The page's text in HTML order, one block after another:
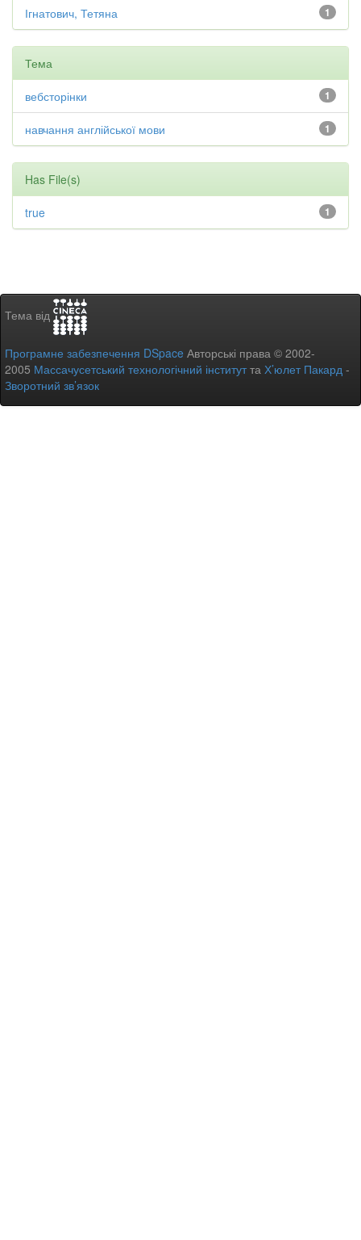
1
Ігнатович, Тетяна
Тема
1
вебсторінки
1
навчання англійської мови
Has File(s)
1
true
Тема від
Програмне забезпечення DSpace Авторські права © 2002-
2005 Массачусетський технологічний інститутта Х’юлет Пакард -
Зворотний зв’язок